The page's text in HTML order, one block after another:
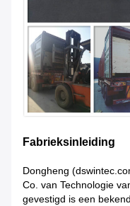
Fabrieksinleiding
Dongheng
Co. van Technologie
gevestigd is een